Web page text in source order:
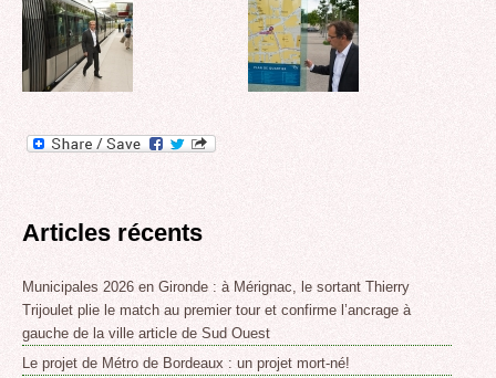
Articles récents
Municipales 2026 en Gironde : à Mérignac, le sortant Thierry
Trijoulet plie le match au premier tour et confirme l’ancrage à
gauche de la ville article de Sud Ouest
Le projet de Métro de Bordeaux : un projet mort-né!